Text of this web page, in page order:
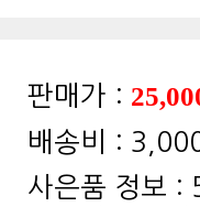
판매가 :
배송비 :
사은품 정보 :